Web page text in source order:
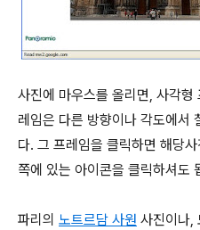
사진에 마우스를 올리면, 사각
레임은 다른 방향이나 각도에서
다. 그 프레임을 클릭하면 해당
쪽에 있는 아이콘을 클릭하셔도
파리의 노트르담 사원 사진이나,